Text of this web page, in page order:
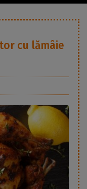
cu lămâie